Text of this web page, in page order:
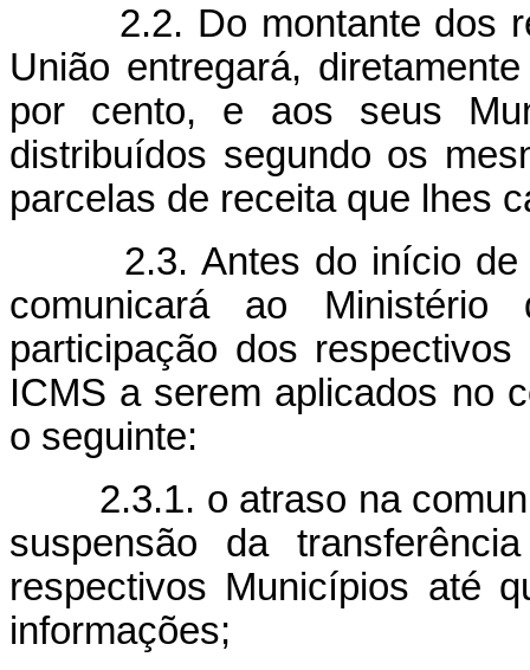
2.2. Do montante dos
União entregará,
por cento, e aos seus
distribuídos segundo os
parcelas de receita que lhes
2.3. Antes do início de
comunicará ao
participação dos
ICMS a serem aplicados no
o seguinte:
2.3.1. o atraso na
suspensão da
respectivos Municípios até
informações;